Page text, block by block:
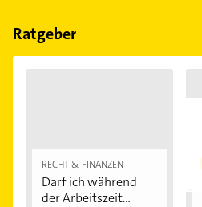
Feiertagen abweichen können.
Ratgeber
RECHT & FINANZEN
Darf ich während
der Arbeitszeit...